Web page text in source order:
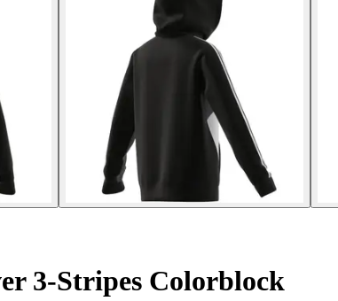
3-Stripes Colorblock